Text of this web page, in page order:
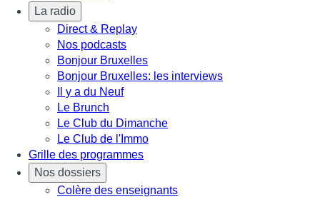
La radio
Direct & Replay
Nos podcasts
Bonjour Bruxelles
Bonjour Bruxelles: les interviews
Il y a du Neuf
Le Brunch
Le Club du Dimanche
Le Club de l'Immo
Grille des programmes
Nos dossiers
Colère des enseignants